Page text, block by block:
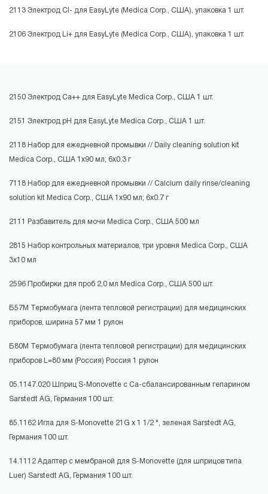
2113 Электрод Cl- для EasyLyte (Medica Corp., США), упаковка 1 шт.
2106 Электрод Li+ для EasyLyte (Medica Corp., США), упаковка 1 шт.
2150 Электрод Ca++ для EasyLyte Medica Corp., США 1 шт.
2151 Электрод pH для EasyLyte Medica Corp., США 1 шт.
2118 Набор для ежедневной промывки // Daily cleaning solution kit
Medica Corp., США 1х90 мл; 6х0.3 г
7118 Набор для ежедневной промывки // Calcium daily rinse/cleaning
solution kit Medica Corp., США 1х90 мл; 6х0.7 г
2111 Разбавитель для мочи Medica Corp., США 500 мл
2815 Набор контрольных материалов, три уровня Medica Corp., США
3x10 мл
2596 Пробирки для проб 2,0 мл Medica Corp., США 500 шт.
Б57М Термобумага (лента тепловой регистрации) для медицинских
приборов, ширина 57 мм 1 рулон
Б80М Термобумага (лента тепловой регистрации) для медицинских
приборов L=80 мм (Россия) Россия 1 рулон
05.1147.020 Шприц S-Monovette с Ca-сбалансированным гепарином
Sarstedt AG, Германия 100 шт.
85.1162 Игла для S-Monovette 21G х 1 1/2 ", зеленая Sarstedt AG,
Германия 100 шт.
14.1112 Адаптер с мембраной для S-Monovette (для шприцов типа
Luer) Sarstedt AG, Германия 100 шт.